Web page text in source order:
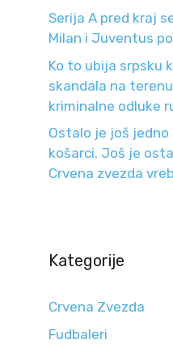
Serija A pred kraj
Milan i Juventus
Ko to ubija srpsku
skandala na
kriminalne odluke
Ostalo je još jedno
košarci. Još je
Crvena zvezda
Kategorije
Crvena Zvezda
Fudbaleri